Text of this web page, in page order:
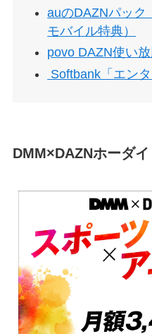
auのDAZNパック
モバイル特典）
povo DAZN使い
Softbank「エンタ
DMM×DAZNホーダイ